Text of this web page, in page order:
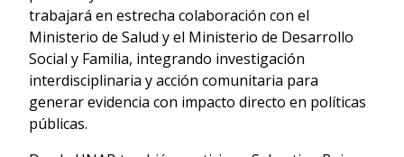
trabajará en estrecha colaboración con el
Ministerio de Salud y el Ministerio de Desarrollo
Social y Familia, integrando investigación
interdisciplinaria y acción comunitaria para
generar evidencia con impacto directo en políticas
públicas.